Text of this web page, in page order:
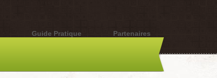
Guide Pratique Partenaires